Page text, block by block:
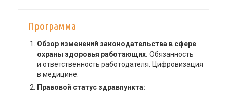
Программа
Обзор изменений законодательства в сфере
охраны здоровья работающих. Обязанность
и ответственность работодателя. Цифровизация
в медицине.
Правовой статус здравпункта: